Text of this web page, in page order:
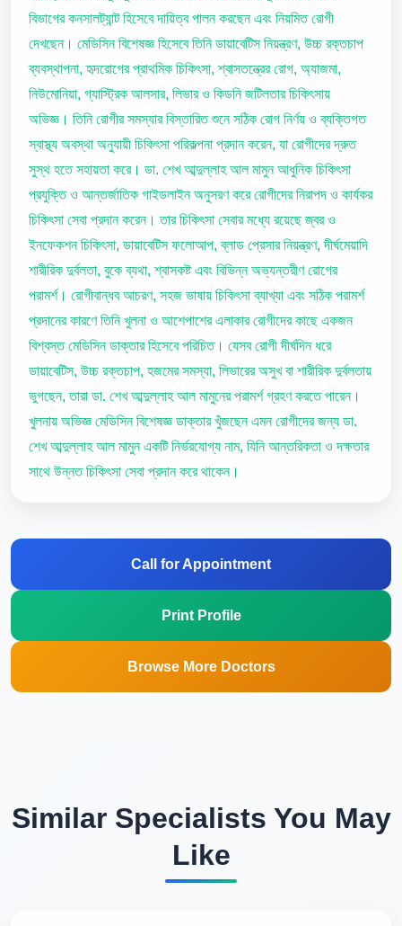
বিভাগের কনসালট্যান্ট হিসেবে দায়িত্ব পালন করছেন এবং নিয়মিত রোগী
দেখছেন। মেডিসিন বিশেষজ্ঞ হিসেবে তিনি ডায়াবেটিস নিয়ন্ত্রণ, উচ্চ রক্তচাপ
ব্যবস্থাপনা, হৃদরোগের প্রাথমিক চিকিৎসা, শ্বাসতন্ত্রের রোগ, অ্যাজমা,
নিউমোনিয়া, গ্যাস্ট্রিক আলসার, লিভার ও কিডনি জটিলতার চিকিৎসায়
অভিজ্ঞ। তিনি রোগীর সমস্যার বিস্তারিত শুনে সঠিক রোগ নির্ণয় ও ব্যক্তিগত
স্বাস্থ্য অবস্থা অনুযায়ী চিকিৎসা পরিকল্পনা প্রদান করেন, যা রোগীদের দ্রুত
সুস্থ হতে সহায়তা করে। ডা. শেখ আব্দুল্লাহ আল মামুন আধুনিক চিকিৎসা
প্রযুক্তি ও আন্তর্জাতিক গাইডলাইন অনুসরণ করে রোগীদের নিরাপদ ও কার্যকর
চিকিৎসা সেবা প্রদান করেন। তার চিকিৎসা সেবার মধ্যে রয়েছে জ্বর ও
ইনফেকশন চিকিৎসা, ডায়াবেটিস ফলোআপ, ব্লাড প্রেসার নিয়ন্ত্রণ, দীর্ঘমেয়াদি
শারীরিক দুর্বলতা, বুকে ব্যথা, শ্বাসকষ্ট এবং বিভিন্ন অভ্যন্তরীণ রোগের
পরামর্শ। রোগীবান্ধব আচরণ, সহজ ভাষায় চিকিৎসা ব্যাখ্যা এবং সঠিক পরামর্শ
প্রদানের কারণে তিনি খুলনা ও আশেপাশের এলাকার রোগীদের কাছে একজন
বিশ্বস্ত মেডিসিন ডাক্তার হিসেবে পরিচিত। যেসব রোগী দীর্ঘদিন ধরে
ডায়াবেটিস, উচ্চ রক্তচাপ, হজমের সমস্যা, লিভারের অসুখ বা শারীরিক দুর্বলতায়
ভুগছেন, তারা ডা. শেখ আব্দুল্লাহ আল মামুনের পরামর্শ গ্রহণ করতে পারেন।
খুলনায় অভিজ্ঞ মেডিসিন বিশেষজ্ঞ ডাক্তার খুঁজছেন এমন রোগীদের জন্য ডা.
শেখ আব্দুল্লাহ আল মামুন একটি নির্ভরযোগ্য নাম, যিনি আন্তরিকতা ও দক্ষতার
সাথে উন্নত চিকিৎসা সেবা প্রদান করে থাকেন।
Call for Appointment
Print Profile
Browse More Doctors
Similar Specialists You May
Like